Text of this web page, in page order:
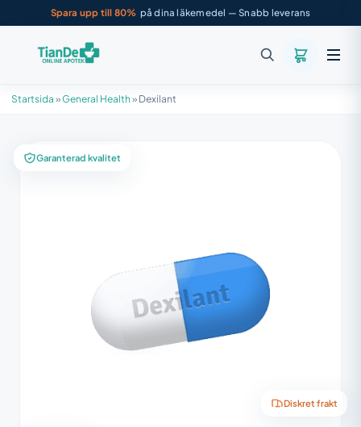
Spara upp till 80% på dina läkemedel — Snabb leverans
Startsida »General Health » Dexilant
Garanterad kvalitet
Diskret frakt